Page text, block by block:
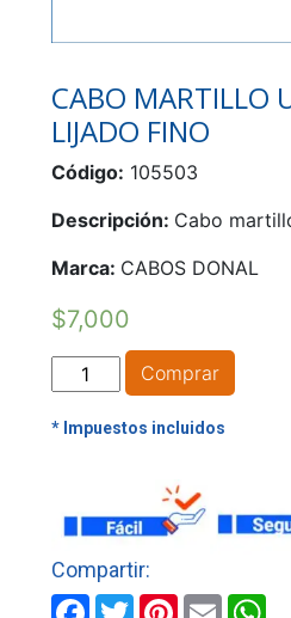
CABO MARTILLO
LIJADO FINO
Código: 105503
Descripción: Cabo
Marca: CABOS DONAL
$7,000
CABO
MARTILLO
UÑA
LIJADO
FINO
cantidad
Comprar
Facebook
TwitterPinterest
Email